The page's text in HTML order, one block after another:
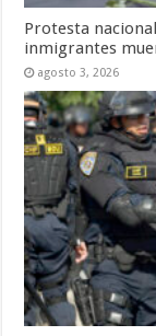
Protesta
inmigrantes
agosto 3, 2026